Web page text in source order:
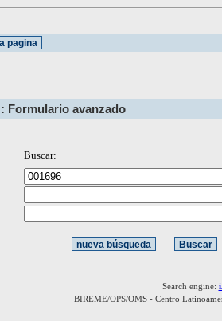
Formulario avanzado
Buscar:
Search engine:
BIREME/OPS/OMS - Centro